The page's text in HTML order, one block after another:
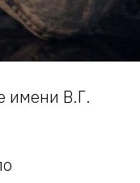
имени В.Г.